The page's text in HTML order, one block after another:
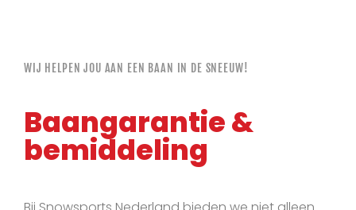
WIJ HELPEN JOU AAN EEN BAAN IN DE SNEEUW!
Baangarantie &
bemiddeling